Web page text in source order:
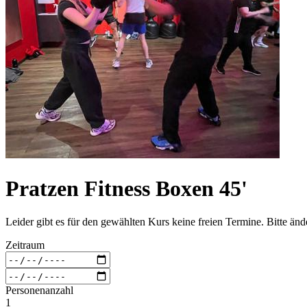
Pratzen Fitness Boxen 45'
Leider gibt es für den gewählten Kurs keine freien Termine. Bitte
Zeitraum
Personenanzahl
1